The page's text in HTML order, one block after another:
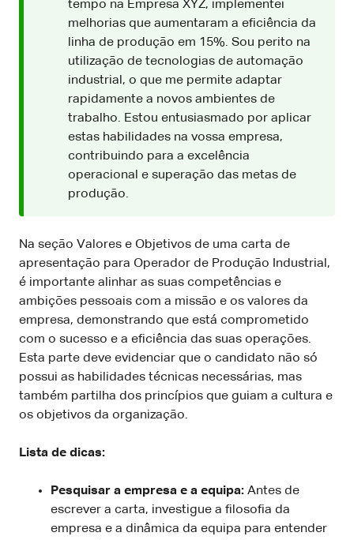
tempo na Empresa XYZ, implementei
melhorias que aumentaram a eficiência da
linha de produção em 15%. Sou perito na
utilização de tecnologias de automação
industrial, o que me permite adaptar
rapidamente a novos ambientes de
trabalho. Estou entusiasmado por aplicar
estas habilidades na vossa empresa,
contribuindo para a excelência
operacional e superação das metas de
produção.
Na seção Valores e Objetivos de uma carta de
apresentação para Operador de Produção Industrial,
é importante alinhar as suas competências e
ambições pessoais com a missão e os valores da
empresa, demonstrando que está comprometido
com o sucesso e a eficiência das suas operações.
Esta parte deve evidenciar que o candidato não só
possui as habilidades técnicas necessárias, mas
também partilha dos princípios que guiam a cultura e
os objetivos da organização.
Lista de dicas:
Pesquisar a empresa e a equipa: Antes de
escrever a carta, investigue a filosofia da
empresa e a dinâmica da equipa para entender